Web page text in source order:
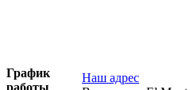
График
работы
Наш адрес